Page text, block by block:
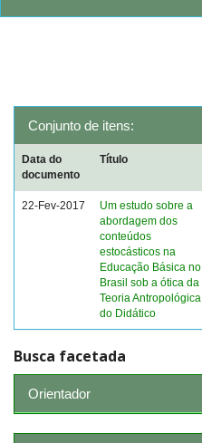
Conjunto de itens:
Data do
documento
Título
22-Fev-2017
Um estudo sobre a
abordagem dos
conteúdos
estocásticos na
Educação Básica no
Brasil sob a ótica da
Teoria Antropológica
do Didático
Busca facetada
Orientador